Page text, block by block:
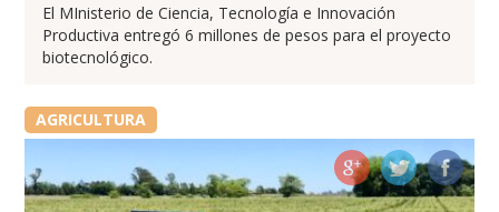
El MInisterio de Ciencia, Tecnología e Innovación
Productiva entregó 6 millones de pesos para el proyecto
biotecnológico.
AGRICULTURA